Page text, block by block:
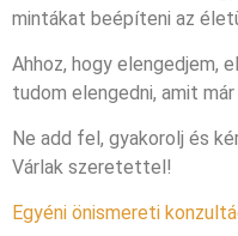
mintákat beépíteni az
Ahhoz, hogy elengedjem,
tudom elengedni, amit
Ne add fel, gyakorolj és
Várlak szeretettel!
Egyéni önismereti